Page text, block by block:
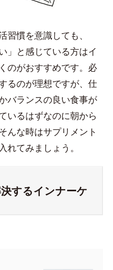
習慣を意識しても、
」と感じている方はイ
のがおすすめです。必
るのが理想ですが、仕
バランスの良い食事が
いるはずなのに朝から
んな時はサプリメント
れてみましょう。
するインナーケ